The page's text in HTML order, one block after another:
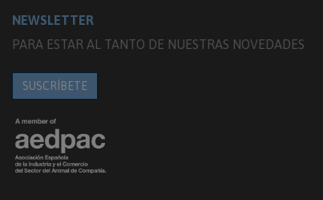
NEWSLETTER
PARA ESTAR AL TANTO DE NUESTRAS NOVEDADES
SUSCRÍBETE